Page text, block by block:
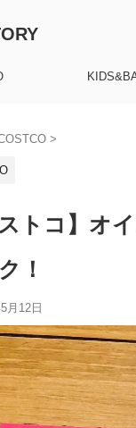
>
ストコ】オ
！
月12日